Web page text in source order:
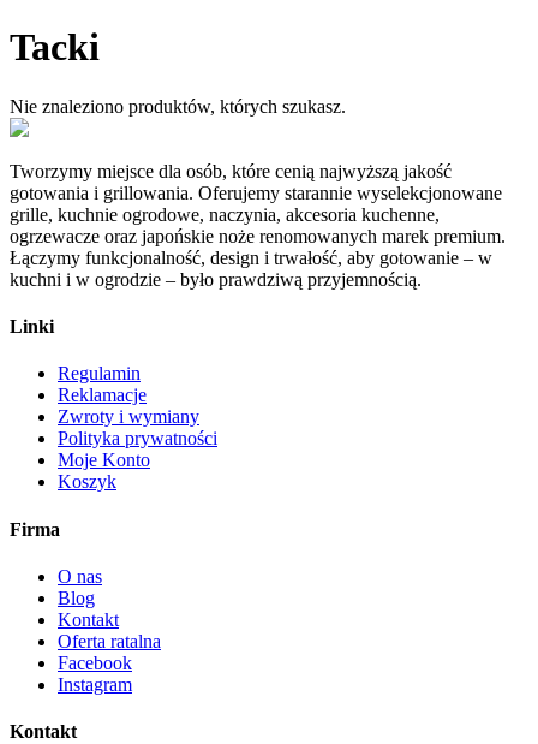
Tacki
Nie znaleziono produktów, których szukasz.
Tworzymy miejsce dla osób, które cenią najwyższą jakość
gotowania i grillowania. Oferujemy starannie wyselekcjonowane
grille, kuchnie ogrodowe, naczynia, akcesoria kuchenne,
ogrzewacze oraz japońskie noże renomowanych marek premium.
Łączymy funkcjonalność, design i trwałość, aby gotowanie – w
kuchni i w ogrodzie – było prawdziwą przyjemnością.
Linki
Regulamin
Reklamacje
Zwroty i wymiany
Polityka prywatności
Moje Konto
Koszyk
Firma
O nas
Blog
Kontakt
Oferta ratalna
Facebook
Instagram
Kontakt